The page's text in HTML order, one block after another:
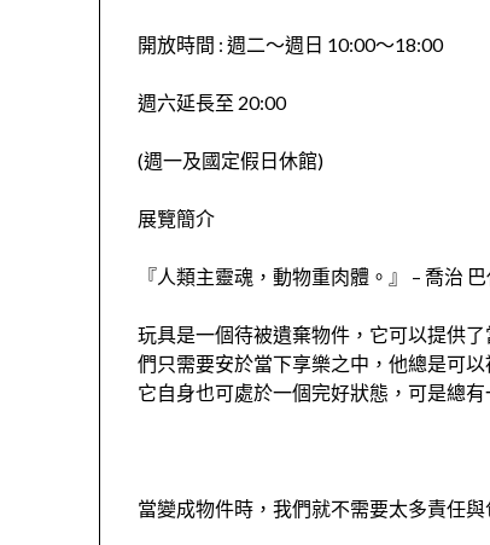
開放時間 : 週二～週日 10:00～18:00
週六延長至 20:00
(週一及國定假日休館)
展覽簡介
『人類主靈魂，動物重肉體。』 – 喬治
玩具是一個待被遺棄物件，它可以提供
們只需要安於當下享樂之中，他總是可
它自身也可處於一個完好狀態，可是總有
當變成物件時，我們就不需要太多責任